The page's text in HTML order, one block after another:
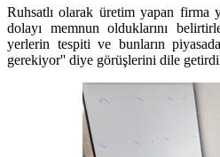
Ruhsatlı olarak üretim yapan firma
dolayı memnun olduklarını
yerlerin tespiti ve bunların
gerekiyor'' diye görüşlerini dile